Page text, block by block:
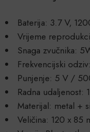
Baterija: 3.7 V,
Vrijeme
Snaga zvučnika:
Frekvencijski
Punjenje: 5 V /
Radna udaljenost:
Materijal: metal +
Veličina: 120 x 85